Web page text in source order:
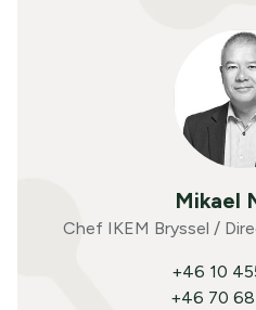
Mikael
Chef IKEM Bryssel /
+46 10
+46 70